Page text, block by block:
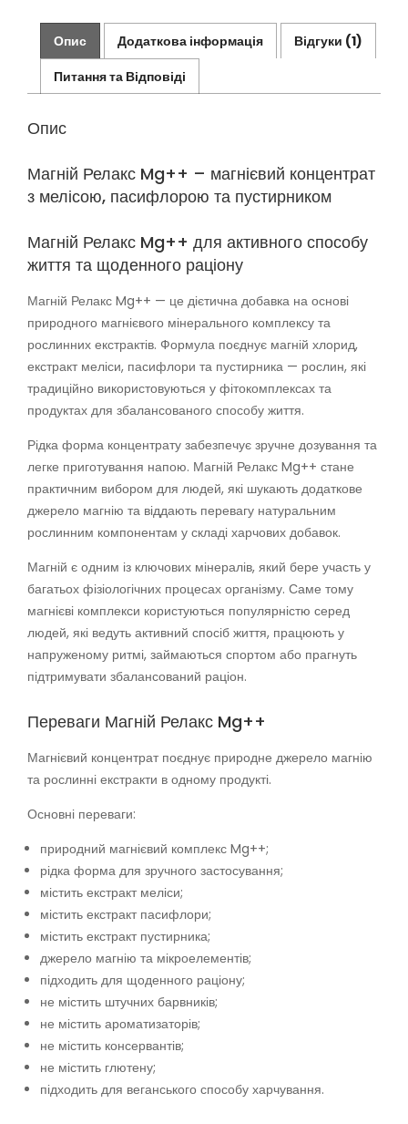
Опис Додаткова інформація
Відгуки (1)
Питання та Відповіді
Опис
Магній Релакс Mg++ – магнієвий концентрат
з мелісою, пасифлорою та пустирником
Магній Релакс Mg++ для активного способу
життя та щоденного раціону
Магній Релакс Mg++ — це дієтична добавка на основі
природного магнієвого мінерального комплексу та
рослинних екстрактів. Формула поєднує магній хлорид,
екстракт меліси, пасифлори та пустирника — рослин, які
традиційно використовуються у фітокомплексах та
продуктах для збалансованого способу життя.
Рідка форма концентрату забезпечує зручне дозування та
легке приготування напою. Магній Релакс Mg++ стане
практичним вибором для людей, які шукають додаткове
джерело магнію та віддають перевагу натуральним
рослинним компонентам у складі харчових добавок.
Магній є одним із ключових мінералів, який бере участь у
багатьох фізіологічних процесах організму. Саме тому
магнієві комплекси користуються популярністю серед
людей, які ведуть активний спосіб життя, працюють у
напруженому ритмі, займаються спортом або прагнуть
підтримувати збалансований раціон.
Переваги Магній Релакс Mg++
Магнієвий концентрат поєднує природне джерело магнію
та рослинні екстракти в одному продукті.
Основні переваги:
природний магнієвий комплекс Mg++;
рідка форма для зручного застосування;
містить екстракт меліси;
містить екстракт пасифлори;
містить екстракт пустирника;
джерело магнію та мікроелементів;
підходить для щоденного раціону;
не містить штучних барвників;
не містить ароматизаторів;
не містить консервантів;
не містить глютену;
підходить для веганського способу харчування.